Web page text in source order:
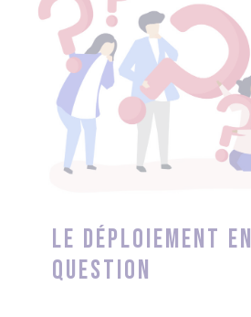
Le déploiement en
question